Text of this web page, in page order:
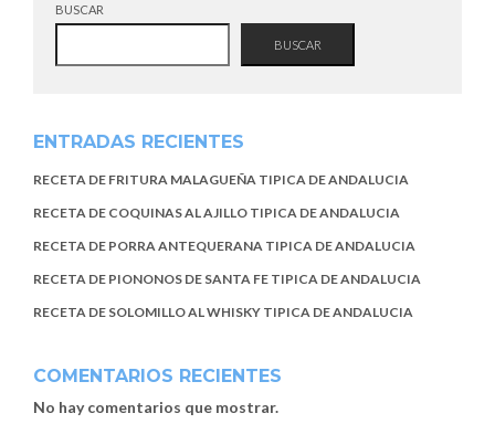
BUSCAR
BUSCAR
ENTRADAS RECIENTES
RECETA DE FRITURA MALAGUEÑA TIPICA DE ANDALUCIA
RECETA DE COQUINAS AL AJILLO TIPICA DE ANDALUCIA
RECETA DE PORRA ANTEQUERANA TIPICA DE ANDALUCIA
RECETA DE PIONONOS DE SANTA FE TIPICA DE ANDALUCIA
RECETA DE SOLOMILLO AL WHISKY TIPICA DE ANDALUCIA
COMENTARIOS RECIENTES
No hay comentarios que mostrar.